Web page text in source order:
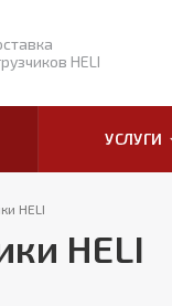
HELI
УСЛУГИ
HELI
HELI